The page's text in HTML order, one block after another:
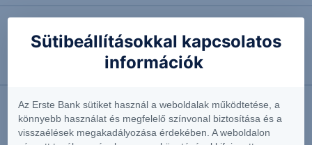
2017.09.18. 10:18
Erős kereslet kimozdíthatja a WTI az 50 dollár
2017.08.29. 12:50
Harvey és az olajpiac – rossz hír a WTI bulloknak
Sütibeállításokkal kapcsolatos
információk
Az Erste Bank sütiket használ a weboldalak működtetése, a
könnyebb használat és megfelelő színvonal biztosítása és a
visszaélések megakadályozása érdekében. A weboldalon